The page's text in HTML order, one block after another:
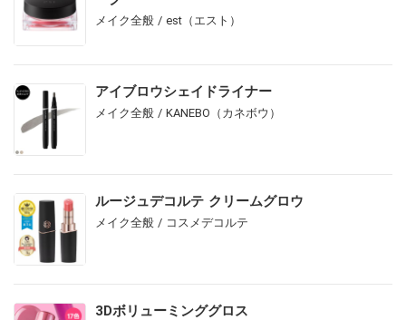
メイク全般 / est（エスト）
アイブロウシェイドライナー
メイク全般 / KANEBO（カネボウ）
ルージュデコルテ クリームグロウ
メイク全般 / コスメデコルテ
3Dボリューミンググロス